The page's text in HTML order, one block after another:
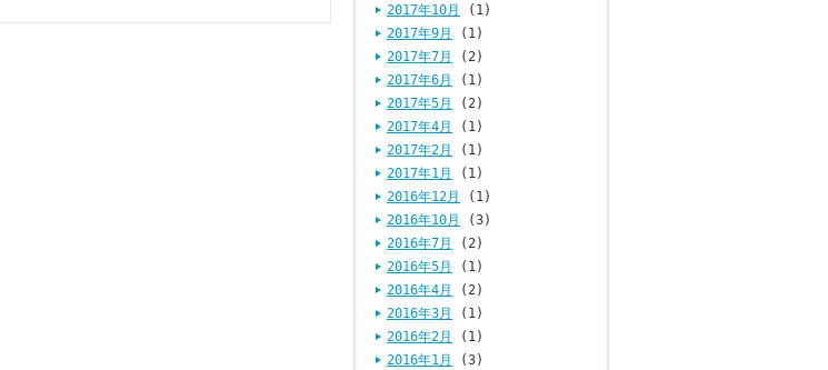
2017年10月
(1)
2017年9月
(1)
2017年7月
(2)
2017年6月
(1)
2017年5月
(2)
2017年4月
(1)
2017年2月
(1)
2017年1月
(1)
2016年12月
(1)
2016年10月
(3)
2016年7月
(2)
2016年5月
(1)
2016年4月
(2)
2016年3月
(1)
2016年2月
(1)
2016年1月
(3)